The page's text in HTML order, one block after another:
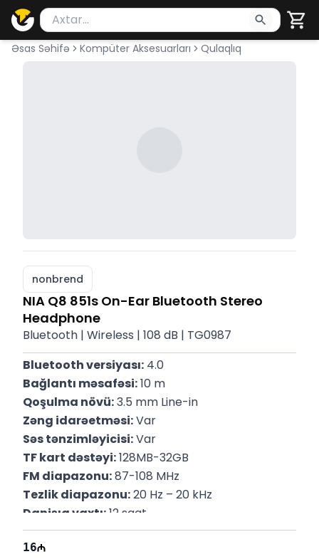
Məhsul axtar
Axtarış üçün ən azı 2 simvol yazın. Göndərmək
Əsas Səhifə Kompüter Aksesuarları Qulaqlıq
nonbrend
NIA Q8 851s On-Ear Bluetooth Stereo
Headphone
Bluetooth | Wireless | 108 dB | TG0987
Bluetooth versiyası: 4.0
Bağlantı məsafəsi: 10 m
Qoşulma növü: 3.5 mm Line-in
Zəng idarəetməsi: Var
Səs tənzimləyicisi: Var
TF kart dəstəyi: 128MB-32GB
FM diapazonu: 87-108 MHz
Tezlik diapazonu: 20 Hz – 20 kHz
Danişıq vaxtı: 12 saat
Musiqi dinləmə vaxtı: 10 saat
Gözləmə rejimi:
16